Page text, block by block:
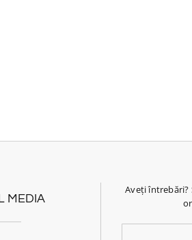
MEDIA
Aveți întrebări?